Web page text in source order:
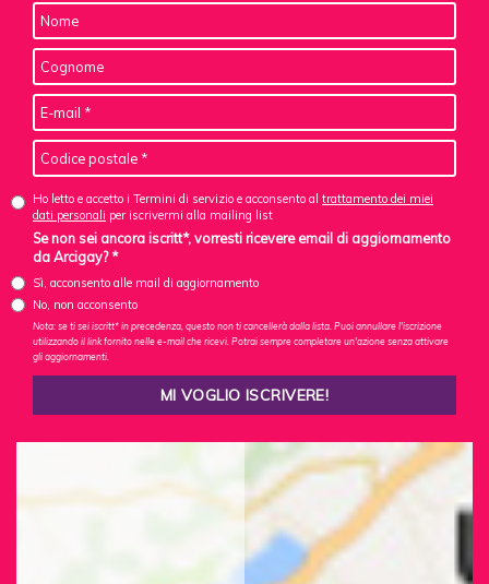
Ho letto e accetto i Termini di servizio e acconsento al trattamento dei miei
dati personali per iscrivermi alla mailing list
Se non sei ancora iscritt*, vorresti ricevere email di aggiornamento
da Arcigay? *
Sì, acconsento alle mail di aggiornamento
No, non acconsento
Nota: se ti sei iscritt* in precedenza, questo non ti cancellerà dalla lista. Puoi annullare l'iscrizione
utilizzando il link fornito nelle e-mail che ricevi. Potrai sempre completare un'azione senza attivare
gli aggiornamenti.